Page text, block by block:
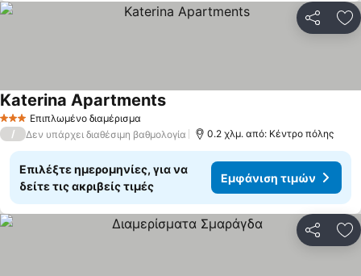
3 ΑστέριαΕπιπλωμένο διαμέρισμα
Katerina Apartments
/ Δεν υπάρχει διαθέσιμη βαθμολογία 0.2 χλμ. από: Κέντρο πόλης
Επιλέξτε ημερομηνίες, για να
δείτε τις ακριβείς τιμές
Εμφάνιση τιμών